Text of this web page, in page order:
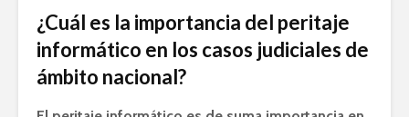
¿Cuál es la importancia del peritaje
informático en los casos judiciales de
ámbito nacional?